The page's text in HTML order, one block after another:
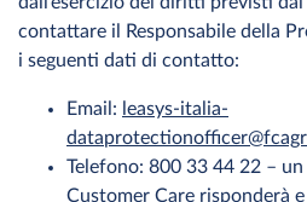
contattare il Responsabile della
i seguenti dati di contatto:
Email: leasys-italia-
Telefono: 800 33 44 22 –
Customer Care risponderà